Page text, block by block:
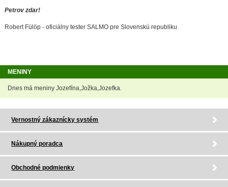
Petrov zdar!
Robert Fülöp - oficiálny tester SALMO pre Slovenskú republiku
MENINY
Dnes má meniny Jozefína,Jožka,Jozefka.
Vernostný zákaznícky systém
Nákupný poradca
Obchodné podmienky